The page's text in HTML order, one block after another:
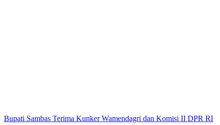
Bupati Sambas Terima Kunker Wamendagri dan Komisi II DPR RI